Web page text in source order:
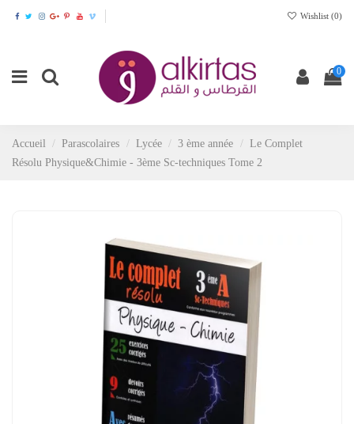
Wishlist (0)
0
Accueil Parascolaires Lycée 3 ème année
Le Complet
Résolu Physique&Chimie - 3ème Sc-techniques Tome 2